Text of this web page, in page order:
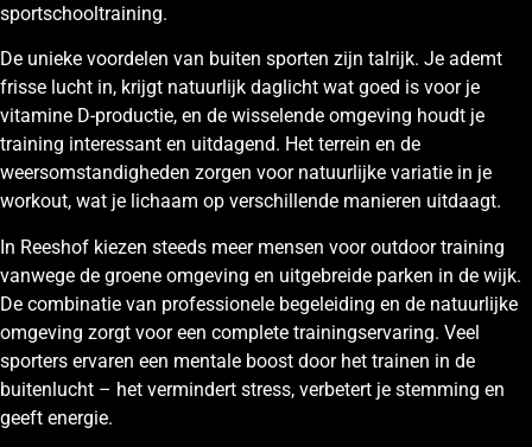
sportschooltraining.
De unieke voordelen van buiten sporten zijn talrijk. Je ademt
frisse lucht in, krijgt natuurlijk daglicht wat goed is voor je
vitamine D-productie, en de wisselende omgeving houdt je
training interessant en uitdagend. Het terrein en de
weersomstandigheden zorgen voor natuurlijke variatie in je
workout, wat je lichaam op verschillende manieren uitdaagt.
In Reeshof kiezen steeds meer mensen voor outdoor training
vanwege de groene omgeving en uitgebreide parken in de wijk.
De combinatie van professionele begeleiding en de natuurlijke
omgeving zorgt voor een complete trainingservaring. Veel
sporters ervaren een mentale boost door het trainen in de
buitenlucht – het vermindert stress, verbetert je stemming en
geeft energie.